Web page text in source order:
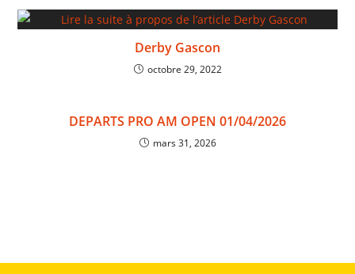
Derby Gascon
octobre 29, 2022
DEPARTS PRO AM OPEN 01/04/2026
mars 31, 2026